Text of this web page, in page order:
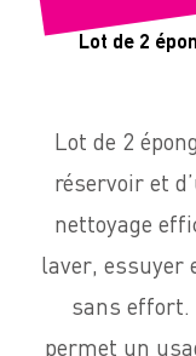
Lot de 2
Lot de 2
réservoir et
nettoyage
laver, essuyer
sans effort.
permet un